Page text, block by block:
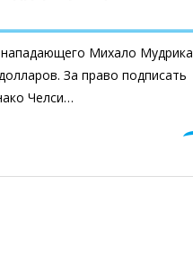
нападающего Михало Мудрика
За право подписать
Челси…